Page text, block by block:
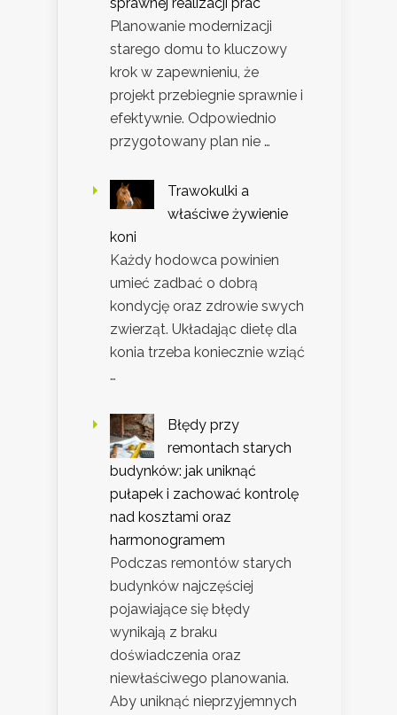
Planowanie modernizacji
starego domu to kluczowy
krok w zapewnieniu, że
projekt przebiegnie sprawnie i
efektywnie. Odpowiednio
przygotowany plan nie …
Trawokulki a
właściwe żywienie
koni
Każdy hodowca powinien
umieć zadbać o dobrą
kondycję oraz zdrowie swych
zwierząt. Układając dietę dla
konia trzeba koniecznie wziąć
…
Błędy przy
remontach starych
budynków: jak uniknąć
pułapek i zachować kontrolę
nad kosztami oraz
harmonogramem
Podczas remontów starych
budynków najczęściej
pojawiające się błędy
wynikają z braku
doświadczenia oraz
niewłaściwego planowania.
Aby uniknąć nieprzyjemnych